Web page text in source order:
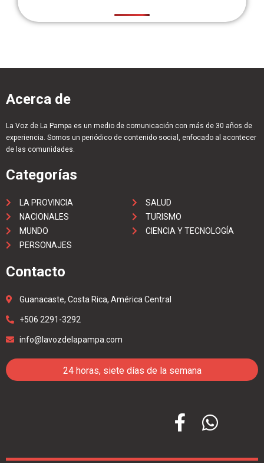
Acerca de
La Voz de La Pampa es un medio de comunicación con más de 30 años de
experiencia. Somos un periódico de contenido social, enfocado al acontecer
de las comunidades.
Categorías
LA PROVINCIA
NACIONALES
MUNDO
PERSONAJES
SALUD
TURISMO
CIENCIA Y TECNOLOGÍA
Contacto
Guanacaste, Costa Rica, América Central
+506 2291-3292
info@lavozdelapampa.com
24 horas, siete días de la semana